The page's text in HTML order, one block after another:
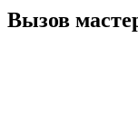
Вызов